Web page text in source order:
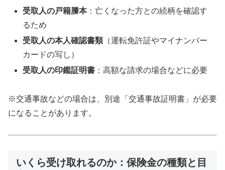
受取人の戸籍謄本：亡くなった方との続柄を確認す
るため
受取人の本人確認書類（運転免許証やマイナンバー
カードの写し）
受取人の印鑑証明書 ：高額な請求の場合などに必要
※交通事故などの場合は、別途「交通事故証明書」が必要
になることがあります。
いくら受け取れるのか：保険金の種類と目